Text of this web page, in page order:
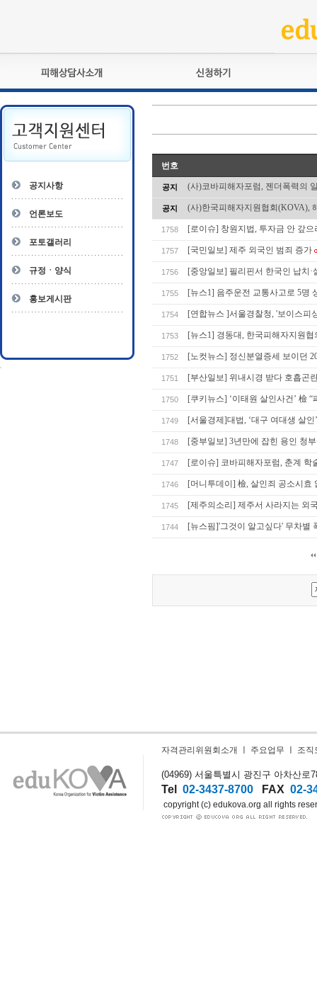
피해상담사란?
자격관리규정
상담사 자격증 확인
- 피해상담사 1급
- 전문수련감독자
- 전문수련기관
교육훈련
자격심사
자격복원
공지사항
언론보도
포토갤러리
규정ㆍ양식
홍보게시판
번호
공지 (사)코바피해자포럼, 젠더폭력의
공지 (사)한국피해자지원협회(KOVA),
1758 [로이슈] 창원지법, 투자금 안 갚
1757 [국민일보] 제주 외국인 범죄 증가
1756 [중앙일보] 필리핀서 한국인 납치
1755 [뉴스1] 음주운전 교통사고로 5명
1754 [연합뉴스 ]서울경찰청, '보이스피
1753 [뉴스1] 경동대, 한국피해자지원
1752 [노컷뉴스] 정신분열증세 보이던
1751 [부산일보] 위내시경 받다 호흡곤
1750 [쿠키뉴스] ‘이태원 살인사건’ 檢
1749 [서울경제]대법, ‘대구 여대생 살
1748 [중부일보] 3년만에 잡힌 용인 청
1747 [로이슈] 코바피해자포럼, 춘계 학
1746 [머니투데이] 檢, 살인죄 공소시
1745 [제주의소리] 제주서 사라지는 외
1744 [뉴스핌]'그것이 알고싶다' 무차별
자격관리위원회소개 주요업무 조직
(04969) 서울특별시 광진구 아차산로
Tel 02-3437-8700 FAX 02-
copyright (c) edukova.org all rights